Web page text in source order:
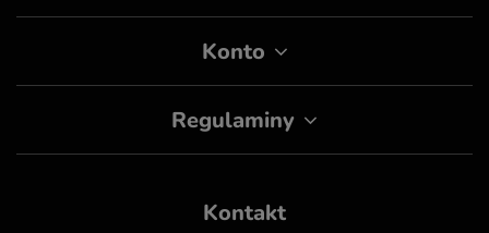
Konto
Regulaminy
Kontakt